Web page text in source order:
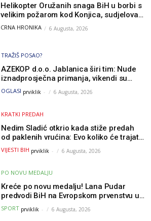
Helikopter Oružanih snaga BiH u borbi s
velikim požarom kod Konjica, sudjelovao
i Air Tractor
CRNA HRONIKA 6 Augusta, 2026
TRAŽIŠ POSAO?
AZEKOP d.o.o. Jablanica širi tim: Nude
iznadprosječna primanja, vikendi su
slobodni, traži se više radnika
OGLASI prviklik - 6 Augusta, 2026
KRATKI PREDAH
Nedim Sladić otkrio kada stiže predah
od paklenih vrućina: Evo koliko će trajati
osvježenje u BiH
VIJESTI BIH prviklik - 6 Augusta, 2026
PO NOVU MEDALJU
Kreće po novu medalju! Lana Pudar
predvodi BiH na Evropskom prvenstvu u
Parizu
SPORT prviklik - 6 Augusta, 2026